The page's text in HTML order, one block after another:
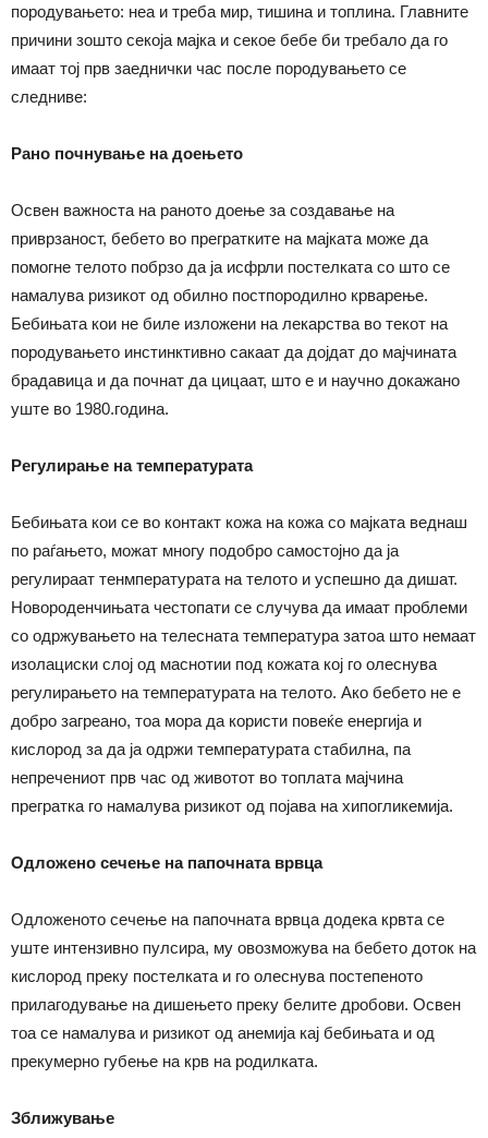
породувањето: неа и треба мир, тишина и топлина. Главните
причини зошто секоја мајка и секое бебе би требало да го
имаат тој прв заеднички час после породувањето се
следниве:
Рано почнување на доењето
Освен важноста на раното доење за создавање на
приврзаност, бебето во прегратките на мајката може да
помогне телото побрзо да ја исфрли постелката со што се
намалува ризикот од обилно постпородилно крварење.
Бебињата кои не биле изложени на лекарства во текот на
породувањето инстинктивно сакаат да дојдат до мајчината
брадавица и да почнат да цицаат, што е и научно докажано
уште во 1980.година.
Регулирање на температурата
Бебињата кои се во контакт кожа на кожа со мајката веднаш
по раѓањето, можат многу подобро самостојно да ја
регулираат тенмпературата на телото и успешно да дишат.
Новороденчињата честопати се случува да имаат проблеми
со одржувањето на телесната температура затоа што немаат
изолациски слој од маснотии под кожата кој го олеснува
регулирањето на температурата на телото. Ако бебето не е
добро загреано, тоа мора да користи повеќе енергија и
кислород за да ја одржи температурата стабилна, па
непречениот прв час од животот во топлата мајчина
прегратка го намалува ризикот од појава на хипогликемија.
Одложено сечење на папочната врвца
Одложеното сечење на папочната врвца додека крвта се
уште интензивно пулсира, му овозможува на бебето доток на
кислород преку постелката и го олеснува постепеното
прилагодување на дишењето преку белите дробови. Освен
тоа се намалува и ризикот од анемија кај бебињата и од
прекумерно губење на крв на родилката.
Зближување